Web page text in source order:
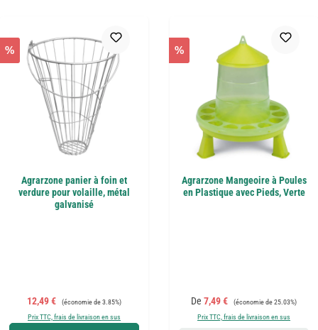
%
Agrarzone panier à foin et
verdure pour volaille, métal
galvanisé
Prix de vente :
12,49 € Prix régulier :
(économie de 3.85%)
Prix TTC, frais de livraison en sus
%
Agrarzone Mangeoire à Poules
en Plastique avec Pieds, Verte
Prix de vente :
De 7,49 € Prix régulier :
(économie de 25.03%)
Prix TTC, frais de livraison en sus